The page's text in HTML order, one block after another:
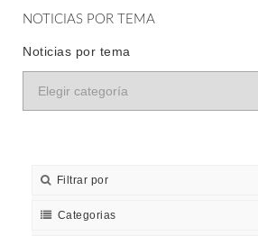
NOTICIAS POR TEMA
Noticias por tema
Filtrar por
Categorias